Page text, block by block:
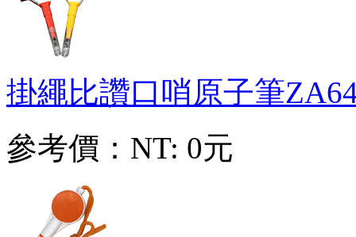
掛繩比讚口哨原子筆
參考價： NT: 0元